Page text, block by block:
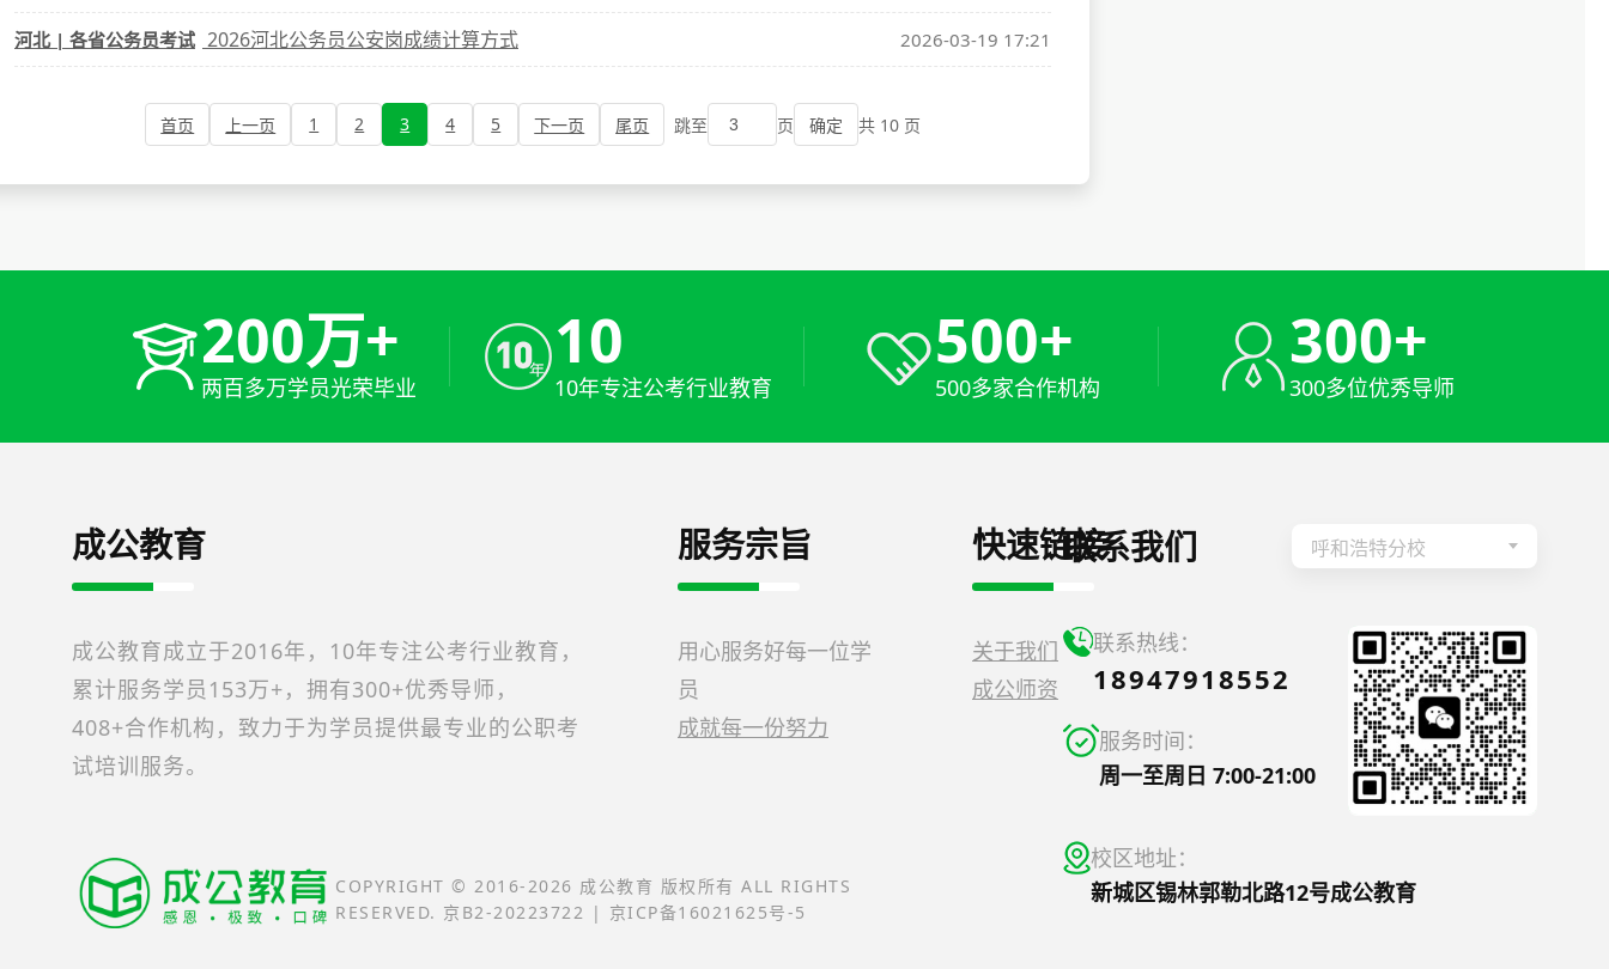
河北 | 各省公务员考试 2026河北公务员公安岗成绩计算方式 2026-03-19 17:21
首页 上一页 1 2 3 4 5 下一页 尾页 跳至 页 确定 共 10 页
200万+
两百多万学员光荣毕业
10
10年专注公考行业教育
500+
500多家合作机构
300+
300多位优秀导师
成公教育
成公教育成立于2016年，10年专注公考行业教育，
累计服务学员153万+，拥有300+优秀导师，
408+合作机构，致力于为学员提供最专业的公职考
试培训服务。
服务宗旨
用心服务好每一位学
员
成就每一份努力
快速链接
关于我们
成公师资
COPYRIGHT © 2016-2026 成公教育 版权所有 ALL RIGHTS
RESERVED. 京B2-20223722 | 京ICP备16021625号-5
联系我们 呼和浩特分校
联系热线：
18947918552
服务时间：
周一至周日 7:00-21:00
校区地址：
新城区锡林郭勒北路12号成公教育